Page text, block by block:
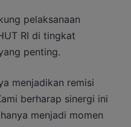
pelaksanaan
RI di tingkat
penting.
menjadikan remisi
berharap sinergi ini
menjadi momen